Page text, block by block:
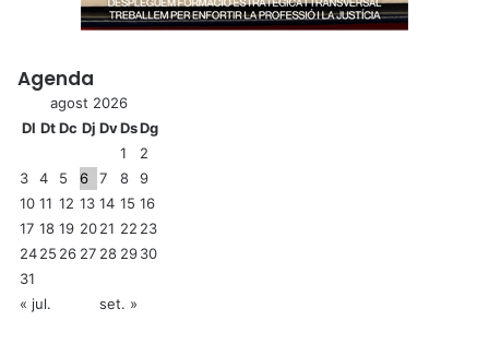
a
t
Agenda
agost 2026
Dl DtDc Dj DvDsDg
1
2
3
4 5 6 7 8
9
10 11 12 13 14 15 16
17 18 19 2021 22 23
2425 26 27 28 2930
31
« jul.
set. »